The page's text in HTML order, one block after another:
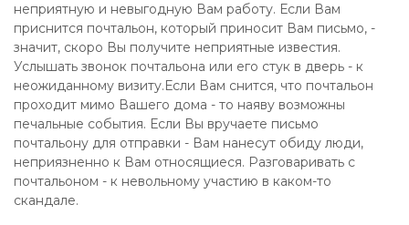
неприятную и невыгодную Вам работу. Если Вам
приснится почтальон, который приносит Вам письмо, -
значит, скоро Вы получите неприятные известия.
Услышать звонок почтальона или его стук в дверь - к
неожиданному визиту.Если Вам снится, что почтальон
проходит мимо Вашего дома - то наяву возможны
печальные события. Если Вы вручаете письмо
почтальону для отправки - Вам нанесут обиду люди,
неприязненно к Вам относящиеся. Разговаривать с
почтальоном - к невольному участию в каком-то
скандале.